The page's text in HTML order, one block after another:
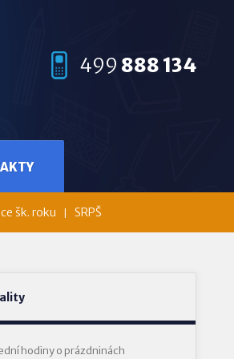
499 888 134
šk. roku SRPŠ
hodiny o prázdninách